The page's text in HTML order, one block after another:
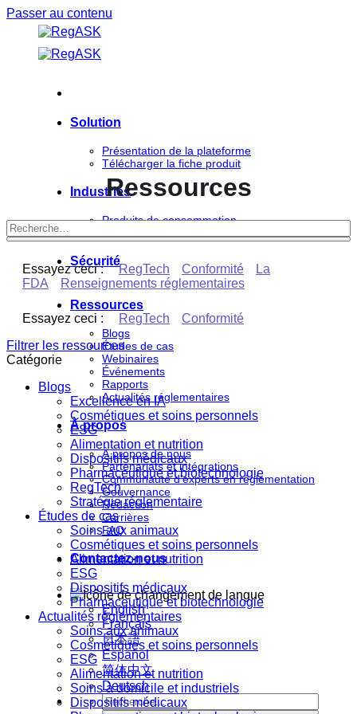
Passer au contenu
Solution
Présentation de la plateforme
Télécharger la fiche produit
Industries
Produits de consommation
Sécurité
Ressources
Blogs
Études de cas
Webinaires
Événements
Rapports
Actualités réglementaires
À propos
À propos de nous
Partenariats et intégrations
Communauté d'experts en réglementation
Gouvernance
Rédaction
Carrières
FAQ
Contactez-nous
English
Français
日本語
Español
简体中文
Deutsch
Ressources
Essayez ceci : RegTech Conformité
La
FDA
Renseignements réglementaires
Essayez ceci : RegTech
Conformité
Filtrer les ressources
Catégorie
Blogs
Excellence en IA
Cosmétiques et soins personnels
ESG
Alimentation et nutrition
Dispositifs médicaux
Pharmaceutique et biotechnologie
RegTech
Stratégie réglementaire
Études de cas
Soins aux animaux
Cosmétiques et soins personnels
Alimentation et nutrition
ESG
Dispositifs médicaux
Pharmaceutique et biotechnologie
Actualités réglementaires
Soins aux animaux
Cosmétiques et soins personnels
ESG
Alimentation et nutrition
Soins à domicile et industriels
Dispositifs médicaux